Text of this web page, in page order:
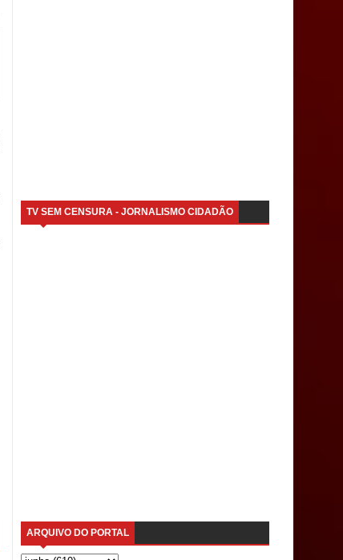
TV SEM CENSURA - JORNALISMO CIDADÃO
ARQUIVO DO PORTAL